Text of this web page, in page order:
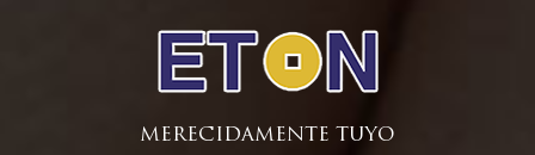
MERECIDAMENTE TUYO